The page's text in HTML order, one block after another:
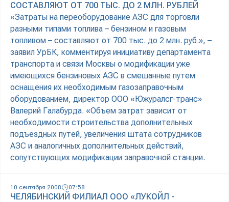
СОСТАВЛЯЮТ ОТ 700 ТЫС. ДО 2 МЛН. РУБЛЕЙ
«Затраты на переоборудование АЗС для торговли
разными типами топлива – бензином и газовым
топливом – составляют от 700 тыс. до 2 млн. руб.», –
заявил УрБК, комментируя инициативу департамента
транспорта и связи Москвы о модификации уже
имеющихся бензиновых АЗС в смешанные путем
оснащения их необходимым газозаправочным
оборудованием, директор ООО «Южуралсг-транс»
Валерий Галабурда. «Объем затрат зависит от
необходимости строительства дополнительных
подъездных путей, увеличения штата сотрудников
АЗС и аналогичных дополнительных действий,
сопутствующих модификации заправочной станции.
10 сентября 2008 07:58
ЧЕЛЯБИНСКИЙ ФИЛИАЛ ООО «ЛУКОЙЛ -